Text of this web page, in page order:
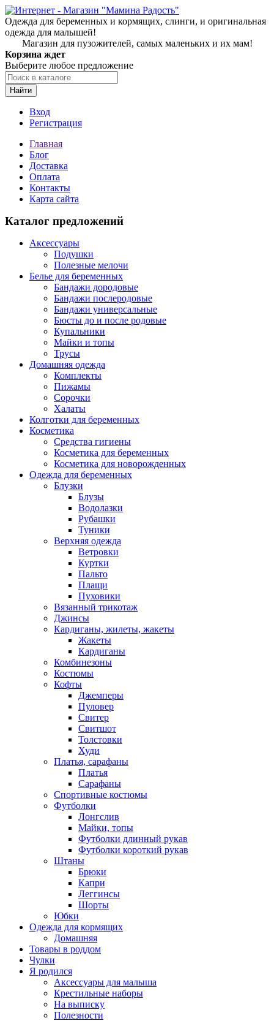
Одежда для беременных и кормящих, слинги, и оригинальная
одежда для малышей!
Магазин для пузожителей, самых маленьких и их мам!
Корзина ждет
Выберите любое предложение
Найти
Вход
Регистрация
Главная
Блог
Доставка
Оплата
Контакты
Карта сайта
Каталог предложений
Аксессуары
Подушки
Полезные мелочи
Белье для беременных
Бандажи дородовые
Бандажи послеродовые
Бандажи универсальные
Бюсты до и после родовые
Купальники
Майки и топы
Трусы
Домашняя одежда
Комплекты
Пижамы
Сорочки
Халаты
Колготки для беременных
Косметика
Cредства гигиены
Косметика для беременных
Косметика для новорожденных
Одежда для беременных
Блузки
Блузы
Водолазки
Рубашки
Туники
Верхняя одежда
Ветровки
Куртки
Пальто
Плащи
Пуховики
Вязанный трикотаж
Джинсы
Кардиганы, жилеты, жакеты
Жакеты
Кардиганы
Комбинезоны
Костюмы
Кофты
Джемперы
Пуловер
Свитер
Свитшот
Толстовки
Худи
Платья, сарафаны
Платья
Сарафаны
Спортивные костюмы
Футболки
Лонгслив
Майки, топы
Футболки длинный рукав
Футболки короткий рукав
Штаны
Брюки
Капри
Леггинсы
Шорты
Юбки
Одежда для кормящих
Домашняя
Товары в роддом
Чулки
Я родился
Аксессуары для малыша
Крестильные наборы
На выписку
Полезности